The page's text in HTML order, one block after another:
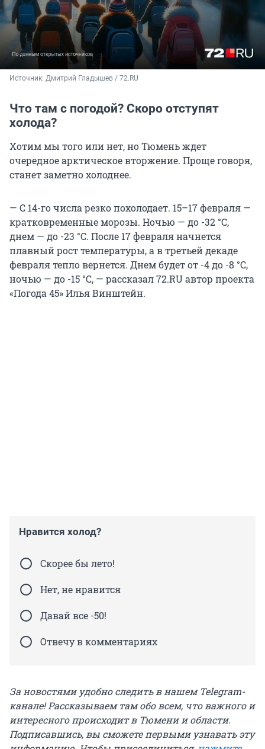
Источник: Дмитрий Гладышев / 72.RU
Что там с погодой? Скоро отступят
холода?
Хотим мы того или нет, но Тюмень ждет
очередное арктическое вторжение. Проще говоря,
станет заметно холоднее.
— С 14-го числа резко похолодает. 15–17 февраля —
кратковременные морозы. Ночью — до -32 °С,
днем — до -23 °С. После 17 февраля начнется
плавный рост температуры, а в третьей декаде
февраля тепло вернется. Днем будет от -4 до -8 °С,
ночью — до -15 °С, — рассказал 72.RU автор проекта
«Погода 45» Илья Винштейн.
Нравится холод?
Скорее бы лето!
Нет, не нравится
Давай все -50!
Отвечу в комментариях
За новостями удобно следить в нашем Telegram-
канале! Рассказываем там обо всем, что важного и
интересного происходит в Тюмени и области.
Подписавшись, вы сможете первыми узнавать эту